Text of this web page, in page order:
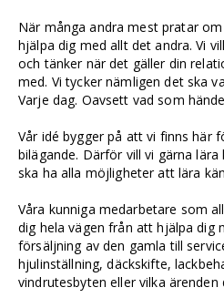
När många andra mest pratar
hjälpa dig med allt det andra. Vi
och tänker när det gäller din
med. Vi tycker nämligen det ska
Varje dag. Oavsett vad som
Vår idé bygger på att vi finns här
bilägande. Därför vill vi gärna
ska ha alla möjligheter att lära
Våra kunniga medarbetare som
dig hela vägen från att hjälpa dig
försäljning av den gamla till
hjulinställning, däckskifte,
vindrutesbyten eller vilka ärenden